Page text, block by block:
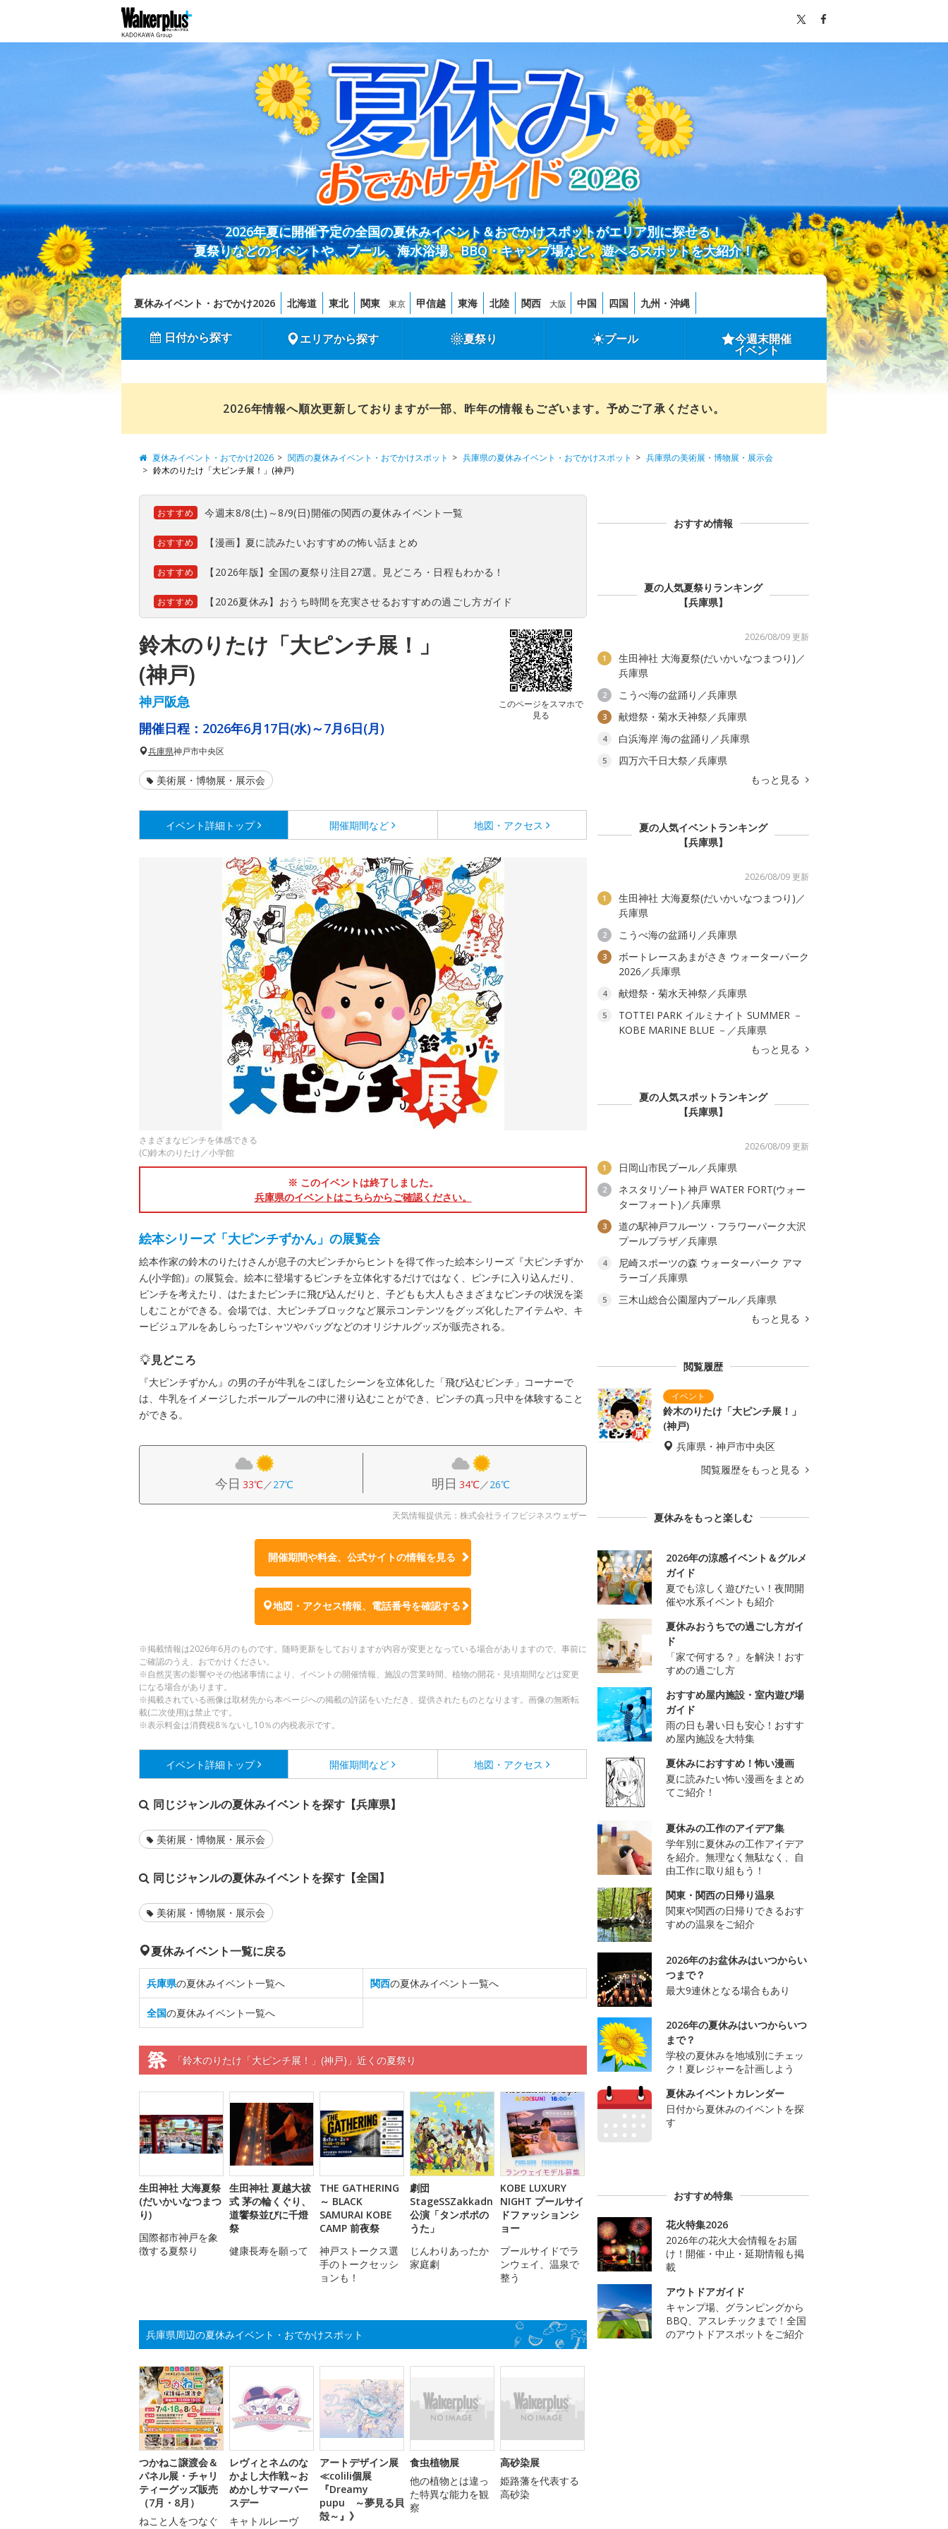
2026年夏に開催予定の全国の夏休みイベント＆おでかけスポットがエリア別に探せる！
夏祭りなどのイベントや、プール、海水浴場、BBQ・キャンプ場など、遊べるスポットを大紹介！
夏休みイベント・おでかけ2026 北海道 東北 関東 東京 甲信越 東海 北陸 関西 大阪 中国 四国 九州・沖縄
日付から探す エリアから探す 夏祭り プール 今週末開催
イベント
2026年情報へ順次更新しておりますが一部、昨年の情報もございます。予めご了承ください。
夏休みイベント・おでかけ2026 関西の夏休みイベント・おでかけスポット 兵庫県の夏休みイベント・おでかけスポット
兵庫県の美術展・博物展・展示会
鈴木のりたけ「大ピンチ展！」(神戸)
おすすめ 今週末8/8(土)～8/9(日)開催の関西の夏休みイベント一覧
おすすめ 【漫画】夏に読みたいおすすめの怖い話まとめ
おすすめ 【2026年版】全国の夏祭り注目27選。見どころ・日程もわかる！
おすすめ 【2026夏休み】おうち時間を充実させるおすすめの過ごし方ガイド
鈴木のりたけ「大ピンチ展！」
(神戸)
神戸阪急
このページをスマホで
見る
開催日程： 2026年6月17日(水)～7月6日(月)
兵庫県神戸市中央区
美術展・博物展・展示会
イベント詳細 トップ 開催期間など 地図・アクセス
さまざまなピンチを体感できる
(C)鈴木のりたけ／小学館
※ このイベントは終了しました。
兵庫県のイベントはこちらからご確認ください。
絵本シリーズ「大ピンチずかん」の展覧会
絵本作家の鈴木のりたけさんが息子の大ピンチからヒントを得て作った絵本シリーズ『大ピンチずか
ん(小学館)』の展覧会。絵本に登場するピンチを立体化するだけではなく、ピンチに入り込んだり、
ピンチを考えたり、はたまたピンチに飛び込んだりと、子どもも大人もさまざまなピンチの状況を楽
しむことができる。会場では、大ピンチブロックなど展示コンテンツをグッズ化したアイテムや、キ
ービジュアルをあしらったTシャツやバッグなどのオリジナルグッズが販売される。
見どころ
『大ピンチずかん』の男の子が牛乳をこぼしたシーンを立体化した「飛び込むピンチ」コーナーで
は、牛乳をイメージしたボールプールの中に潜り込むことができ、ピンチの真っ只中を体験すること
ができる。
今日 33℃／27℃ 明日 34℃／26℃
天気情報提供元：株式会社ライフビジネスウェザー
開催期間や料金、公式サイトの情報を見る
地図・アクセス情報、電話番号を確認する
※掲載情報は2026年6月のものです。随時更新をしておりますが内容が変更となっている場合がありますので、事前に
ご確認のうえ、おでかけください。
※自然災害の影響やその他諸事情により、イベントの開催情報、施設の営業時間、植物の開花・見頃期間などは変更
になる場合があります。
※掲載されている画像は取材先から本ページへの掲載の許諾をいただき、提供されたものとなります。画像の無断転
載(二次使用)は禁止です。
※表示料金は消費税8％ないし10％の内税表示です。
イベント詳細 トップ 開催期間など 地図・アクセス
同じジャンルの夏休みイベントを探す【兵庫県】
美術展・博物展・展示会
同じジャンルの夏休みイベントを探す【全国】
美術展・博物展・展示会
夏休みイベント一覧に戻る
兵庫県の夏休みイベント一覧へ 関西の夏休みイベント一覧へ
全国の夏休みイベント一覧へ
「鈴木のりたけ「大ピンチ展！」(神戸)」近くの夏祭り
生田神社 大海夏祭
(だいかいなつまつ
り)
国際都市神戸を象
徴する夏祭り
生田神社 夏越大祓
式 茅の輪くぐり、
道饗祭並びに千燈
祭
健康長寿を願って
THE GATHERING
～ BLACK
SAMURAI KOBE
CAMP 前夜祭
神戸ストークス選
手のトークセッシ
ョンも！
劇団
StageSSZakkadn
公演「タンポポの
うた」
じんわりあったか
家庭劇
KOBE LUXURY
NIGHT プールサイ
ドファッションシ
ョー
プールサイドでラ
ンウェイ、温泉で
整う
兵庫県周辺の夏休みイベント・おでかけスポット
つかねこ譲渡会＆
パネル展・チャリ
ティーグッズ販売
（7月・8月）
ねこと人をつなぐ
レヴィとネムのな
かよし大作戦～お
めかしサマーバー
スデー
キャトルレーヴ
アートデザイン展
≪colili個展
『Dreamy
pupu ～夢見る貝
殻～』》
食虫植物展
他の植物とは違っ
た特異な能力を観
察
高砂染展
姫路藩を代表する
高砂染
おすすめ情報
夏の人気夏祭りランキング
【兵庫県】
2026/08/09 更新
1
生田神社 大海夏祭(だいかいなつまつり)／
兵庫県
2 こうべ海の盆踊り／兵庫県
3 献燈祭・菊水天神祭／兵庫県
4 白浜海岸 海の盆踊り／兵庫県
5
四万六千日大祭／兵庫県
もっと見る
夏の人気イベントランキング
【兵庫県】
2026/08/09 更新
1
生田神社 大海夏祭(だいかいなつまつり)／
兵庫県
2 こうべ海の盆踊り／兵庫県
3
ボートレースあまがさき ウォーターパーク
2026／兵庫県
4 献燈祭・菊水天神祭／兵庫県
5
TOTTEI PARK イルミナイト SUMMER －
KOBE MARINE BLUE －／兵庫県
もっと見る
夏の人気スポットランキング
【兵庫県】
2026/08/09 更新
1 日岡山市民プール／兵庫県
2
ネスタリゾート神戸 WATER FORT(ウォー
ターフォート)／兵庫県
3
道の駅神戸フルーツ・フラワーパーク大沢
プールプラザ／兵庫県
4
尼崎スポーツの森 ウォーターパーク アマ
ラーゴ／兵庫県
5
三木山総合公園屋内プール／兵庫県
もっと見る
閲覧履歴
鈴木のりたけ「大ピンチ展！」
(神戸)
兵庫県・神戸市中央区
閲覧履歴をもっと見る
夏休みをもっと楽しむ
2026年の涼感イベント＆グルメ
ガイド
夏でも涼しく遊びたい！夜間開
催や水系イベントも紹介
夏休みおうちでの過ごし方ガイ
ド
「家で何する？」を解決！おす
すめの過ごし方
おすすめ屋内施設・室内遊び場
ガイド
雨の日も暑い日も安心！おすす
め屋内施設を大特集
夏休みにおすすめ！怖い漫画
夏に読みたい怖い漫画をまとめ
てご紹介！
夏休みの工作のアイデア集
学年別に夏休みの工作アイデア
を紹介。無理なく無駄なく、自
由工作に取り組もう！
関東・関西の日帰り温泉
関東や関西の日帰りできるおす
すめの温泉をご紹介
2026年のお盆休みはいつからい
つまで？
最大9連休となる場合もあり
2026年の夏休みはいつからいつ
まで？
学校の夏休みを地域別にチェッ
ク！夏レジャーを計画しよう
夏休みイベントカレンダー
日付から夏休みのイベントを探
す
おすすめ特集
花火特集2026
2026年の花火大会情報をお届
け！開催・中止・延期情報も掲
載
アウトドアガイド
キャンプ場、グランピングから
BBQ、アスレチックまで！全国
のアウトドアスポットをご紹介